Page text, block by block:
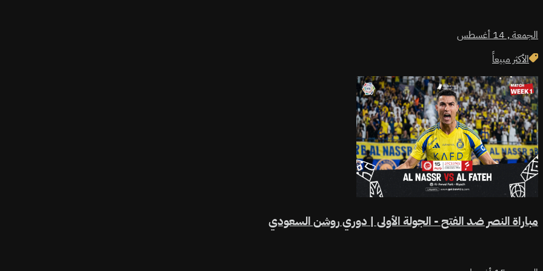
الجمعة ,14 أغسطس
الأكثر مبيعاً
مباراة النصر ضد الفتح - الجولة الأولى | دوري روشن السعودي